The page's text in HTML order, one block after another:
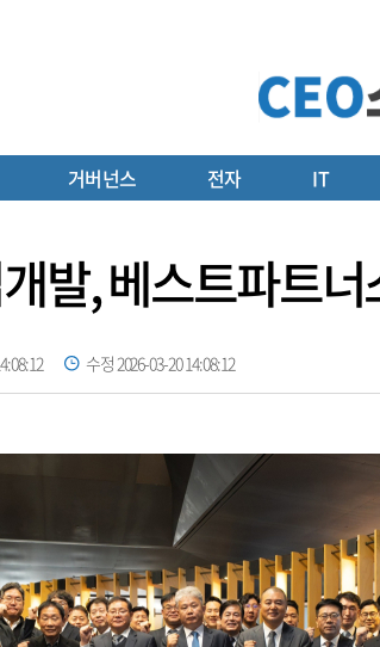
거버넌스 전자 IT
발, 베스트파트
수정 2026-03-20 14:08:12